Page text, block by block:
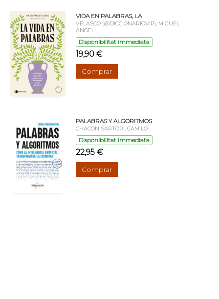
VIDA EN PALABRAS, LA
VELASCO (@DICCIONARIOVIP), MIGUEL
ÁNGEL
Disponibilitat immediata
19,90 €
Comprar
PALABRAS Y ALGORITMOS
CHACON SARTORI, CAMILO
Disponibilitat immediata
22,95 €
Comprar